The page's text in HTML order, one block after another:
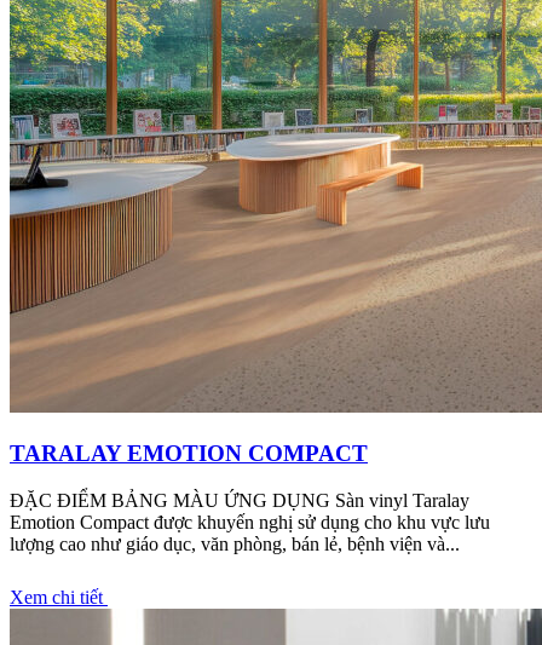
TARALAY EMOTION COMPACT
ĐẶC ĐIỂM BẢNG MÀU ỨNG DỤNG Sàn vinyl Taralay
Emotion Compact được khuyến nghị sử dụng cho khu vực lưu
lượng cao như giáo dục, văn phòng, bán lẻ, bệnh viện và...
Xem chi tiết